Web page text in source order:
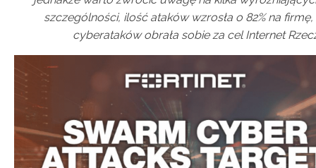
szczególności, ilość ataków wzrosła o 82% na firmę,
cyberataków obrała sobie za cel Internet